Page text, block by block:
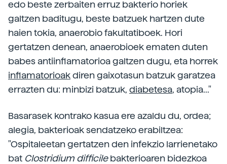
edo beste zerbaiten erruz bakterio horiek
galtzen baditugu, beste batzuek hartzen dute
haien tokia, anaerobio fakultatiboek. Hori
gertatzen denean, anaerobioek ematen duten
babes antiinflamatorioa galtzen dugu, eta horrek
inflamatorioakdiren gaixotasun batzuk garatzea
errazten du: minbizi batzuk, diabetesa, atopia..."
Basarasek kontrako kasua ere azaldu du, ordea;
alegia, bakterioak sendatzeko erabiltzea:
"Ospitaleetan gertatzen den infekzio larrienetako
bat Clostridium difficilebakterioaren bidezkoa